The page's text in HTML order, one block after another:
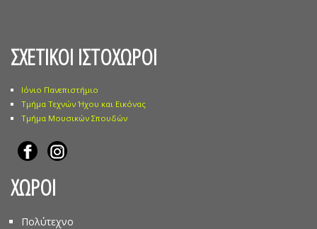
ΣΧΕΤΙΚΟΙ ΙΣΤΟΧΩΡΟΙ
Ιόνιο Πανεπιστήμιο
Τμήμα Τεχνών Ήχου και Εικόνας
Τμήμα Μουσικών Σπουδών
ΧΩΡΟΙ
Πολύτεχνο